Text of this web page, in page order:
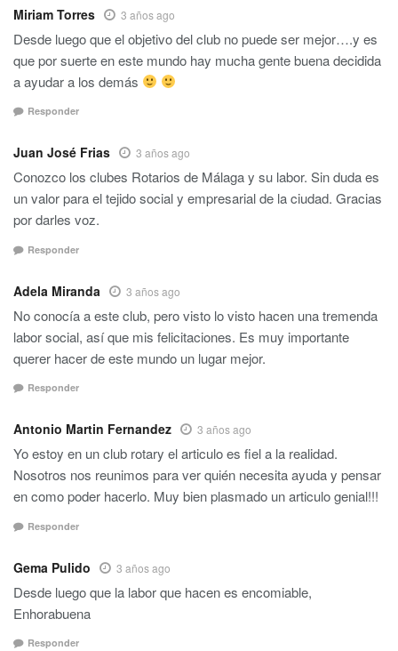
Miriam Torres 3 años ago
Desde luego que el objetivo del club no puede ser mejor….y es
que por suerte en este mundo hay mucha gente buena decidida
a ayudar a los demás
Responder
Juan José Frias 3 años ago
Conozco los clubes Rotarios de Málaga y su labor. Sin duda es
un valor para el tejido social y empresarial de la ciudad. Gracias
por darles voz.
Responder
Adela Miranda 3 años ago
No conocía a este club, pero visto lo visto hacen una tremenda
labor social, así que mis felicitaciones. Es muy importante
querer hacer de este mundo un lugar mejor.
Responder
Antonio Martin Fernandez 3 años ago
Yo estoy en un club rotary el articulo es fiel a la realidad.
Nosotros nos reunimos para ver quién necesita ayuda y pensar
en como poder hacerlo. Muy bien plasmado un articulo genial!!!
Responder
Gema Pulido 3 años ago
Desde luego que la labor que hacen es encomiable,
Enhorabuena
Responder